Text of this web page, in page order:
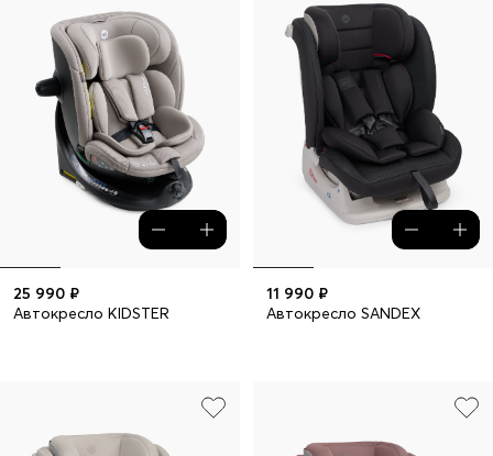
25 990 ₽
Автокресло KIDSTER
11 990 ₽
Автокресло SANDEX